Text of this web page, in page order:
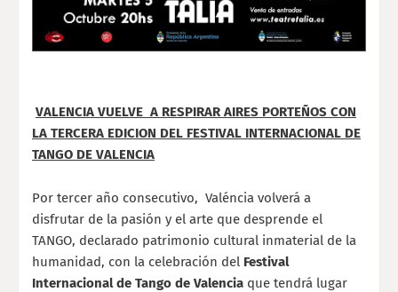
VALENCIA VUELVE A RESPIRAR AIRES PORTEÑOS CON
LA TERCERA EDICION DEL FESTIVAL INTERNACIONAL DE
TANGO DE VALENCIA
Por tercer año consecutivo, Valéncia volverá a
disfrutar de la pasión y el arte que desprende el
TANGO, declarado patrimonio cultural inmaterial de la
humanidad, con la celebración del Festival
Internacional de Tango de Valencia que tendrá lugar